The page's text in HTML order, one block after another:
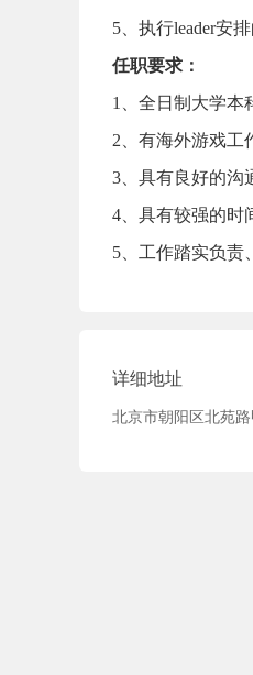
5、执行leader安
任职要求：
1、全日制大学本
2、有海外游戏工
3、具有良好的沟
4、具有较强的时
5、工作踏实负责
详细地址
北京市朝阳区北苑